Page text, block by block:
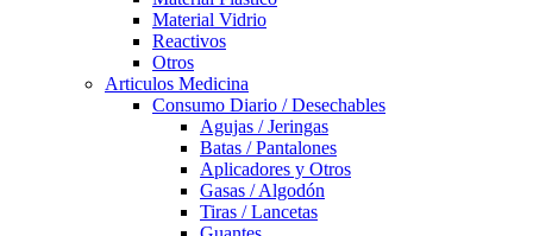
Material Vidrio
Reactivos
Otros
Articulos Medicina
Consumo Diario / Desechables
Agujas / Jeringas
Batas / Pantalones
Aplicadores y Otros
Gasas / Algodón
Tiras / Lancetas